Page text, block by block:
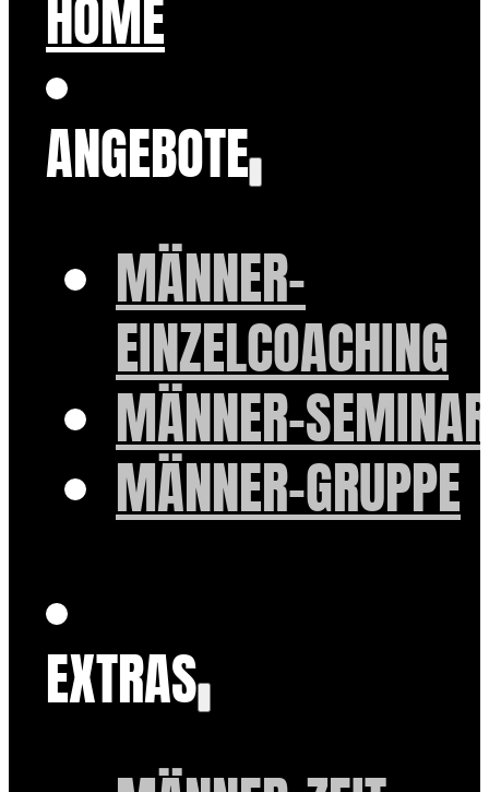
HOME
ANGEBOTE
MÄNNER-
EINZELCOACHING
MÄNNER-
MÄNNER-GRUPPE
EXTRAS